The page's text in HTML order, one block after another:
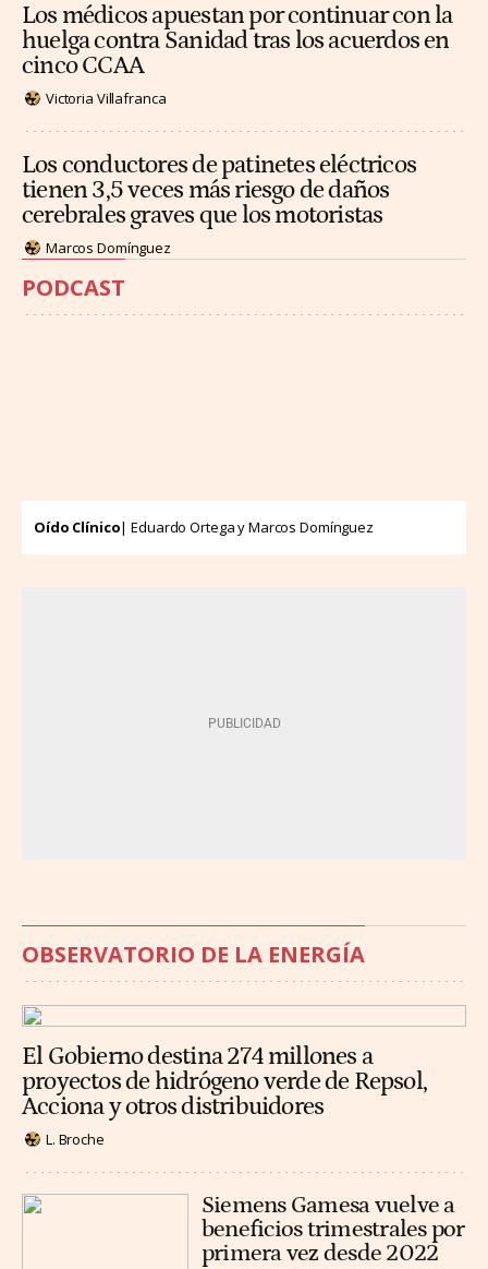
Los médicos apuestan por continuar con la
huelga contra Sanidad tras los acuerdos en
cinco CCAA
Victoria Villafranca
Los conductores de patinetes eléctricos
tienen 3,5 veces más riesgo de daños
cerebrales graves que los motoristas
Marcos Domínguez
PODCAST
Oído Clínico| Eduardo Ortega y Marcos Domínguez
OBSERVATORIO DE LA ENERGÍA
El Gobierno destina 274 millones a
proyectos de hidrógeno verde de Repsol,
Acciona y otros distribuidores
L. Broche
Siemens Gamesa vuelve a
beneficios trimestrales por
primera vez desde 2022